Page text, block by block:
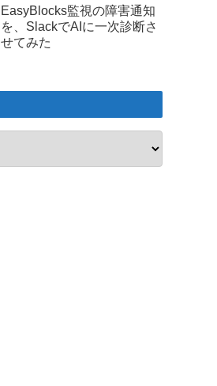
EasyBlocks監視の障害通知
を、SlackでAIに一次診断さ
せてみた